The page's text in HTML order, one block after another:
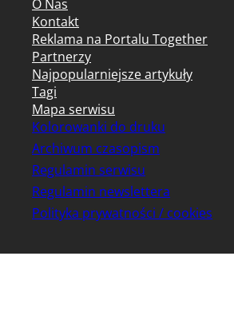
O Nas
Kontakt
Reklama na Portalu Together
Partnerzy
Najpopularniejsze artykuły
Tagi
Mapa serwisu
Kolorowanki do druku
Archiwum czasopism
Regulamin serwisu
Regulamin newslettera
Polityka prywatności / cookies